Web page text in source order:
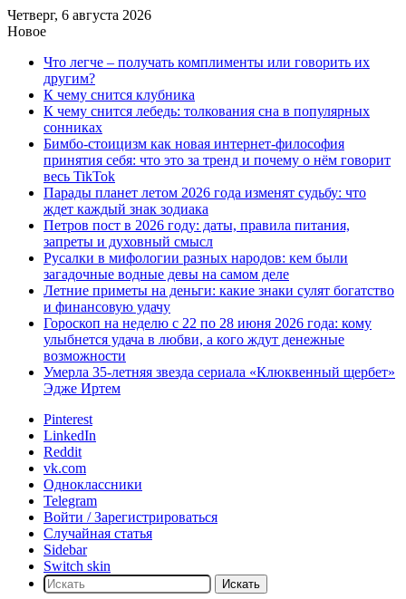
Четверг, 6 августа 2026
Новое
Что легче – получать комплименты или говорить их
другим?
К чему снится клубника
К чему снится лебедь: толкования сна в популярных
сонниках
Бимбо-стоицизм как новая интернет-философия
принятия себя: что это за тренд и почему о нём говорит
весь TikTok
Парады планет летом 2026 года изменят судьбу: что
ждет каждый знак зодиака
Петров пост в 2026 году: даты, правила питания,
запреты и духовный смысл
Русалки в мифологии разных народов: кем были
загадочные водные девы на самом деле
Летние приметы на деньги: какие знаки сулят богатство
и финансовую удачу
Гороскоп на неделю с 22 по 28 июня 2026 года: кому
улыбнется удача в любви, а кого ждут денежные
возможности
Умерла 35-летняя звезда сериала «Клюквенный щербет»
Эдже Иртем
Pinterest
LinkedIn
Reddit
vk.com
Одноклассники
Telegram
Войти / Зарегистрироваться
Случайная статья
Sidebar
Switch skin
Искать